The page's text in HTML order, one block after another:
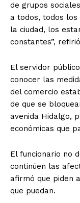
de grupos
a todos, todos los
la ciudad, los
constantes”,
El servidor
conocer las
del comercio
de que se
avenida Hidalgo,
económicas que
El funcionario no
continúen las
afirmó que piden
que puedan.